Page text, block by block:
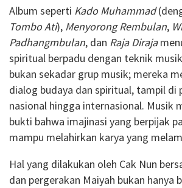
Album seperti Kado Muhammad
Tombo Ati), Menyorong Rembulan,
Padhangmbulan, dan Raja Diraja
spiritual berpadu dengan teknik
bukan sekadar grup musik; mereka
dialog budaya dan spiritual, tampil di
nasional hingga internasional. Musik
bukti bahwa imajinasi yang berpijak
mampu melahirkan karya yang
Hal yang dilakukan oleh Cak Nun
dan pergerakan Maiyah bukan hanya